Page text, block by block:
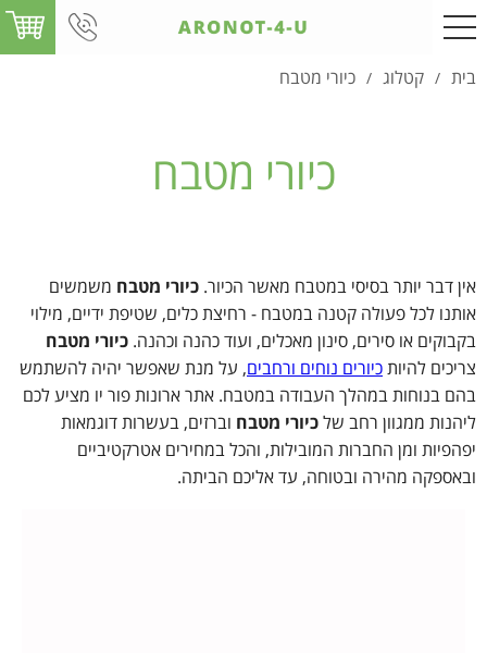
בית / קטלוג / כיורי מטבח
כיורי מטבח
אין דבר יותר בסיסי במטבח מאשר הכיור. כיורי מטבח משמשים
אותנו לכל פעולה קטנה במטבח - רחיצת כלים, שטיפת ידיים, מילוי
בקבוקים או סירים, סינון מאכלים, ועוד כהנה וכהנה. כיורי מטבח
צריכים להיות כיורים נוחים ורחבים, על מנת שאפשר יהיה להשתמש
בהם בנוחות במהלך העבודה במטבח. אתר ארונות פור יו מציע לכם
ליהנות ממגוון רחב של כיורי מטבח וברזים, בעשרות דוגמאות
יפהפיות ומן החברות המובילות, והכל במחירים אטרקטיביים
ובאספקה מהירה ובטוחה, עד אליכם הביתה.